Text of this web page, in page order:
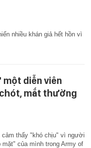
nhiều khán giả hết hồn vì
diễn viên
mắt thường
cảm thấy "khó chịu" vì người
của mình trong Army of